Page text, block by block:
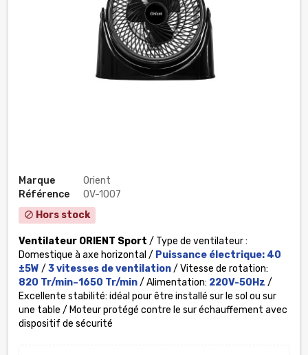
Marque
Orient
Référence
OV-1007
block Hors stock
Ventilateur ORIENT Sport / Type de ventilateur :
Domestique à axe horizontal / Puissance électrique: 40
±5W / 3 vitesses de ventilation/ Vitesse de rotation:
820 Tr/min–1650 Tr/min/ Alimentation: 220V-50Hz /
Excellente stabilité: idéal pour être installé sur le sol ou sur
une table / Moteur protégé contre le sur échauffement avec
dispositif de sécurité